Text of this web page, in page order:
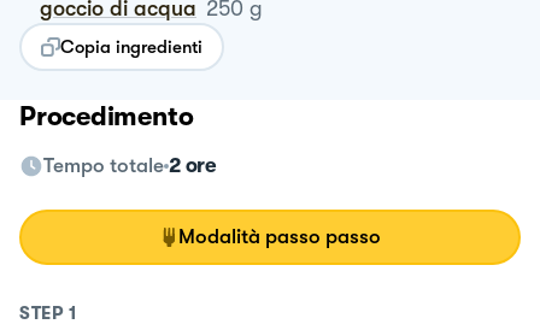
goccio di acqua 250 g
Copia ingredienti
Procedimento
Tempo totale 2 ore
Modalità passo passo
STEP 1